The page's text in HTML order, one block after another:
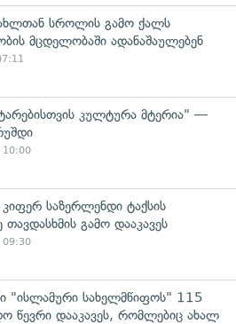
სროლის გამო ქალს
მცდელობაში ადანაშაულებენ
კულტურა მტერია" —
10:00
კიფერ საზერლენდი ტაქსის
გამო დააკავეს
09:30
"ისლამური სახელმწიფოს" 115
წევრი დააკავეს, რომლებიც ახალ